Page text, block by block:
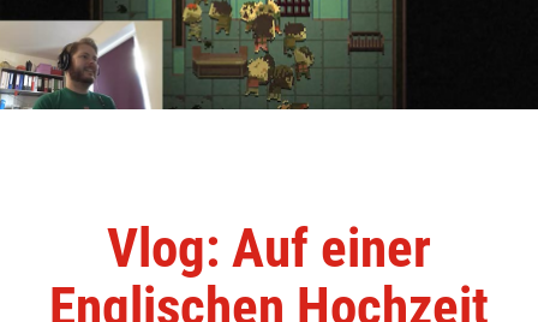
Vlog: Auf einer
Englischen Hochzeit